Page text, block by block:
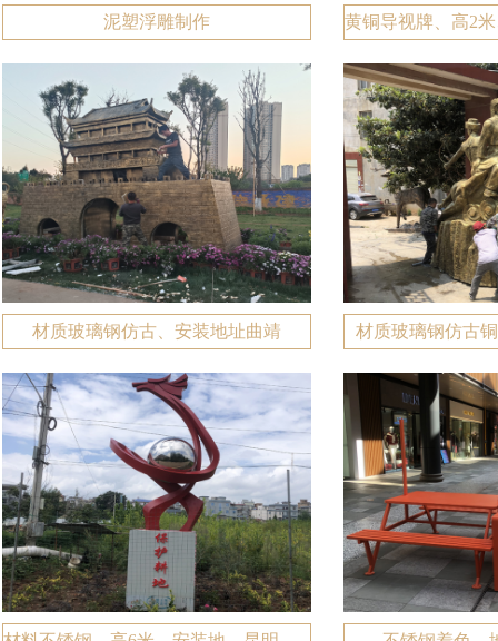
泥塑浮雕制作
材质玻璃钢仿古、安装地址曲靖 材质玻璃钢仿古